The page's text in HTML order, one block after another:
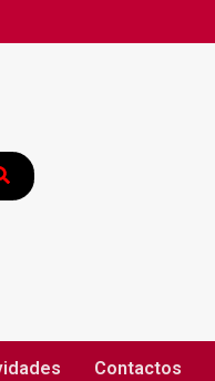
Contactos